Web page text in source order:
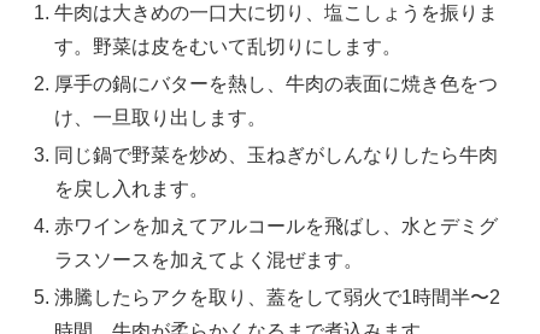
牛肉は大きめの一口大に切り、塩こしょうを振りま
す。野菜は皮をむいて乱切りにします。
厚手の鍋にバターを熱し、牛肉の表面に焼き色をつ
け、一旦取り出します。
同じ鍋で野菜を炒め、玉ねぎがしんなりしたら牛肉
を戻し入れます。
赤ワインを加えてアルコールを飛ばし、水とデミグ
ラスソースを加えてよく混ぜます。
沸騰したらアクを取り、蓋をして弱火で1時間半〜2